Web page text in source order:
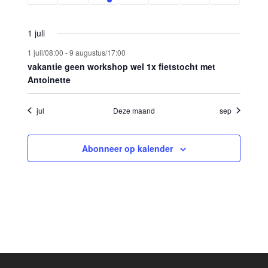
evenementenevenement
1 juli
1 juli/08:00 -9 augustus/17:00
vakantie geen workshop wel 1x fietstocht met
Antoinette
jul Deze maand sep
Abonneer op kalender